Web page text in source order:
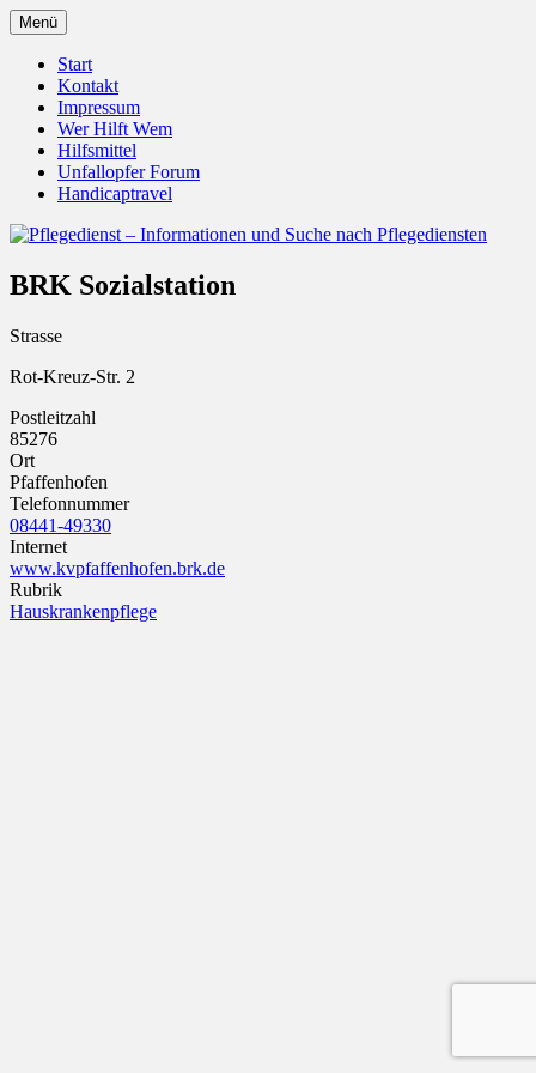
Zum
Inhalt
springen
Pflegedienst – Informationen
und Suche nach Pflegediensten
Unfallopfer – Hilfswerk
Menü
Start
Kontakt
Impressum
Wer Hilft Wem
Hilfsmittel
Unfallopfer Forum
Handicaptravel
BRK Sozialstation
Strasse
Rot-Kreuz-Str. 2
Postleitzahl
85276
Ort
Pfaffenhofen
Telefonnummer
08441-49330
Internet
www.kvpfaffenhofen.brk.de
Rubrik
Hauskrankenpflege